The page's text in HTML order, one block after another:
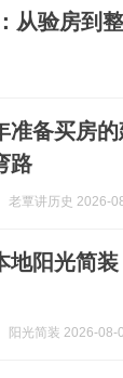
从验房到
准备买房
路
老覃讲历史 2026-
地阳光简
阳光简装 2026-08-